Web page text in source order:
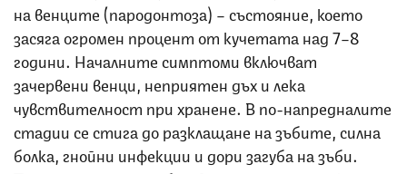
на венците (пародонтоза) – състояние, което
засяга огромен процент от кучетата над 7–8
години. Началните симптоми включват
зачервени венци, неприятен дъх и лека
чувствителност при хранене. В по-напредналите
стадии се стига до разклащане на зъбите, силна
болка, гнойни инфекции и дори загуба на зъби.